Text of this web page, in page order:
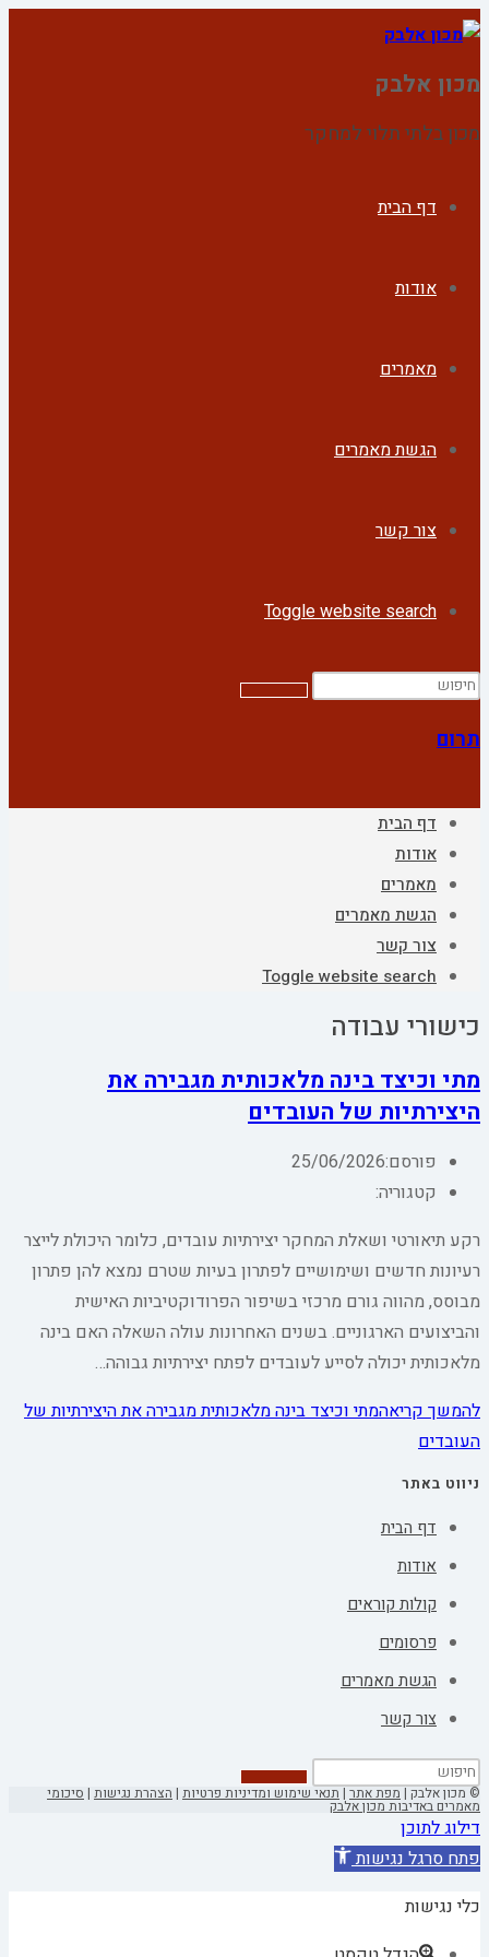
מכון אלבק
מכון בלתי תלוי למחקר
דף הבית
אודות
מאמרים
הגשת מאמרים
צור קשר
Toggle website search
תרום
דף הבית
אודות
מאמרים
הגשת מאמרים
צור קשר
Toggle website search
כישורי עבודה
מתי וכיצד בינה מלאכותית מגבירה את
היצירתיות של העובדים
פורסם:25/06/2026
קטגוריה:
רקע תיאורטי ושאלת המחקר יצירתיות עובדים, כלומר היכולת לייצר
רעיונות חדשים ושימושיים לפתרון בעיות שטרם נמצא להן פתרון
מבוסס, מהווה גורם מרכזי בשיפור הפרודוקטיביות האישית
והביצועים הארגוניים. בשנים האחרונות עולה השאלה האם בינה
מלאכותית יכולה לסייע לעובדים לפתח יצירתיות גבוהה…
להמשך קריאהמתי וכיצד בינה מלאכותית מגבירה את היצירתיות של
העובדים
ניווט באתר
דף הבית
אודות
קולות קוראים
פרסומים
הגשת מאמרים
צור קשר
© מכון אלבק |מפת אתר|תנאי שימוש ומדיניות פרטיות | הצהרת נגישות | סיכומי
מאמרים באדיבות מכון אלבק
דילוג לתוכן
פתח סרגל נגישות
כלי נגישות